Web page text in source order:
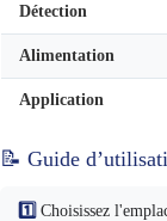
Détection
Alimentation
Application
📝 Guide
1️⃣ Choisissez